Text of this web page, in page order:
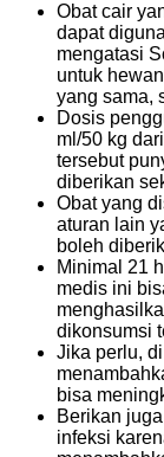
Obat cair
dapat
mengatasi
untuk
yang sama,
Dosis
ml/50 kg
tersebut
diberikan
Obat yang
aturan lain
boleh
Minimal 21
medis ini
dikonsumsi
Jika perlu,
bisa
Berikan
infeksi